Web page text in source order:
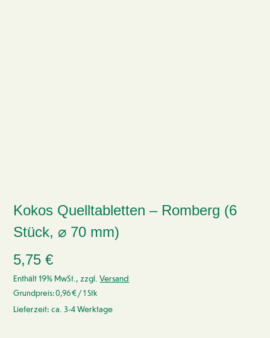
Kokos Quelltabletten – Romberg (6
Stück, ⌀ 70 mm)
5,75€
Enthält 19% MwSt., zzgl.Versand
Grundpreis:0,96€/ 1 Stk
Lieferzeit: ca. 3-4 Werktage